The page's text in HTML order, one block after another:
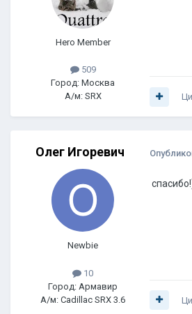
Hero Member
509
Город: Москва
А/м: SRX
Олег Игоревич
Newbie
10
Город: Армавир
А/м: Cadillac SRX 3.6